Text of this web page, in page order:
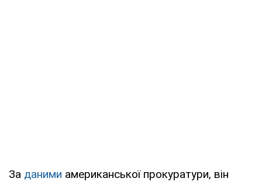
За даними американської прокуратури, він